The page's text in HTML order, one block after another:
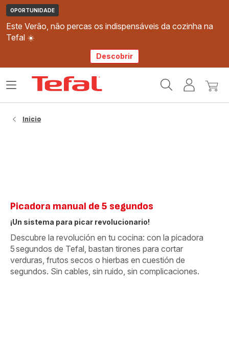
OPORTUNIDADE
Este Verão, não percas os indispensáveis da cozinha na
Tefal ☀️
Descobrir
Tefal
O
Abrir
Inicio
Picadora manual de 5 segundos
¡Un sistema para picar revolucionario!
Descubre la revolución en tu cocina: con la picadora
5 segundos de Tefal, bastan tirones para cortar
verduras, frutos secos o hierbas en cuestión de
segundos. Sin cables, sin ruido, sin complicaciones.